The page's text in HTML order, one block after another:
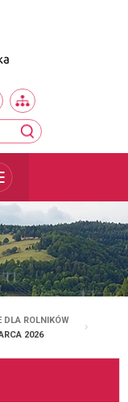
FACEBOOK
DLA ROLNIKÓW
2026